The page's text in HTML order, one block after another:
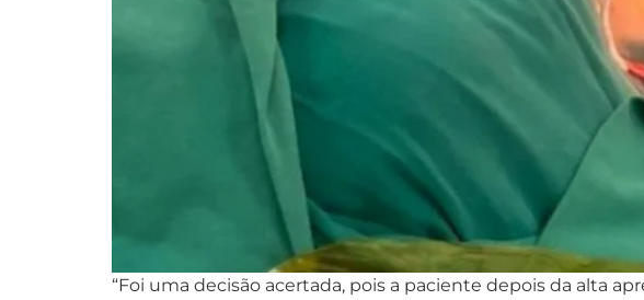
“Foi uma decisão acertada, pois a paciente depois da alta